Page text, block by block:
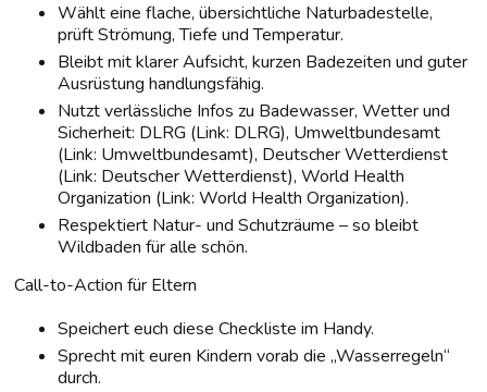
Wählt eine flache, übersichtliche Naturbadestelle,
prüft Strömung, Tiefe und Temperatur.
Bleibt mit klarer Aufsicht, kurzen Badezeiten und guter
Ausrüstung handlungsfähig.
Nutzt verlässliche Infos zu Badewasser, Wetter und
Sicherheit: DLRG (Link: DLRG), Umweltbundesamt
(Link: Umweltbundesamt), Deutscher Wetterdienst
(Link: Deutscher Wetterdienst), World Health
Organization (Link: World Health Organization).
Respektiert Natur- und Schutzräume – so bleibt
Wildbaden für alle schön.
Call-to-Action für Eltern
Speichert euch diese Checkliste im Handy.
Sprecht mit euren Kindern vorab die „Wasserregeln“
durch.